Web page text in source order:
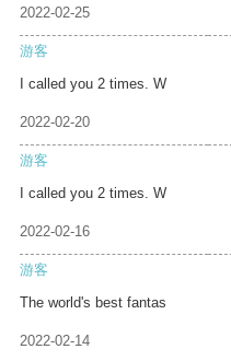
2022-02-25
游客
I called you 2 times. W
2022-02-20
游客
I called you 2 times. W
2022-02-16
游客
The world's best fantas
2022-02-14